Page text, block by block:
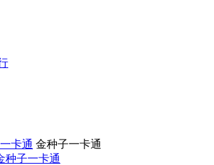
卡通 金种子一卡通
种子一卡通